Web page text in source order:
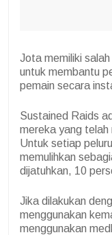
Jota memiliki
untuk membantu
pemain secara
Sustained Raids
mereka yang telah
Untuk setiap
memulihkan
dijatuhkan, 10
Jika dilakukan
menggunakan
menggunakan